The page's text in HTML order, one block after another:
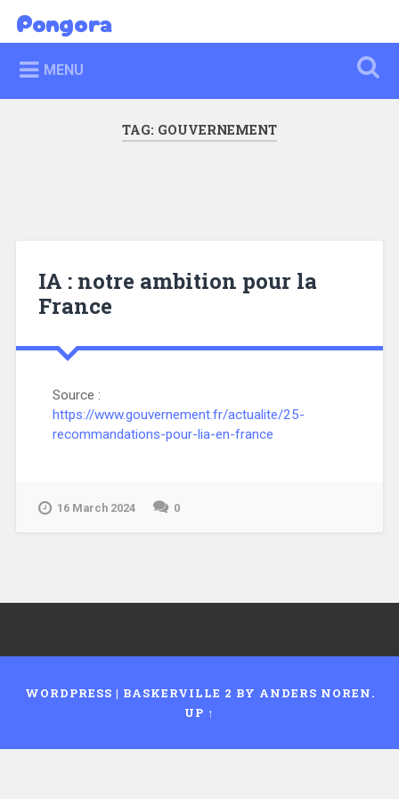
content
Search
Pongora
MENU
TAG: GOUVERNEMENT
IA : notre ambition pour la
France
Source :
https://www.gouvernement.fr/actualite/25-
recommandations-pour-lia-en-france
16 March 2024 0
WORDPRESS | BASKERVILLE 2 BY ANDERS NOREN.
UP ↑